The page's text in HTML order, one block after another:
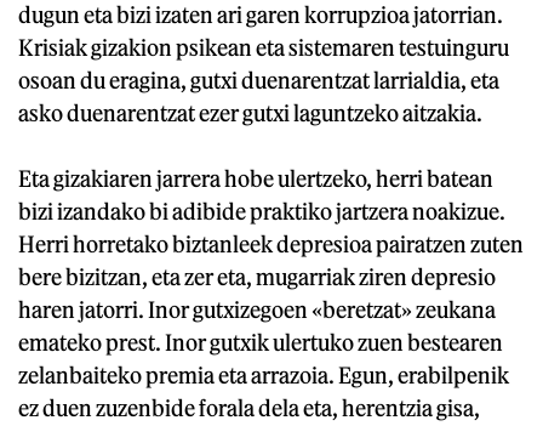
dugun eta bizi izaten ari garen korrupzioa jatorrian.
Krisiak gizakion psikean eta sistemaren testuinguru
osoan du eragina, gutxi duenarentzat larrialdia, eta
asko duenarentzat ezer gutxi laguntzeko aitzakia.
Eta gizakiaren jarrera hobe ulertzeko, herri batean
bizi izandako bi adibide praktiko jartzera noakizue.
Herri horretako biztanleek depresioa pairatzen zuten
bere bizitzan, eta zer eta, mugarriak ziren depresio
haren jatorri. Inor gutxizegoen «beretzat» zeukana
emateko prest. Inor gutxik ulertuko zuen bestearen
zelanbaiteko premia eta arrazoia. Egun, erabilpenik
ez duen zuzenbide forala dela eta, herentzia gisa,